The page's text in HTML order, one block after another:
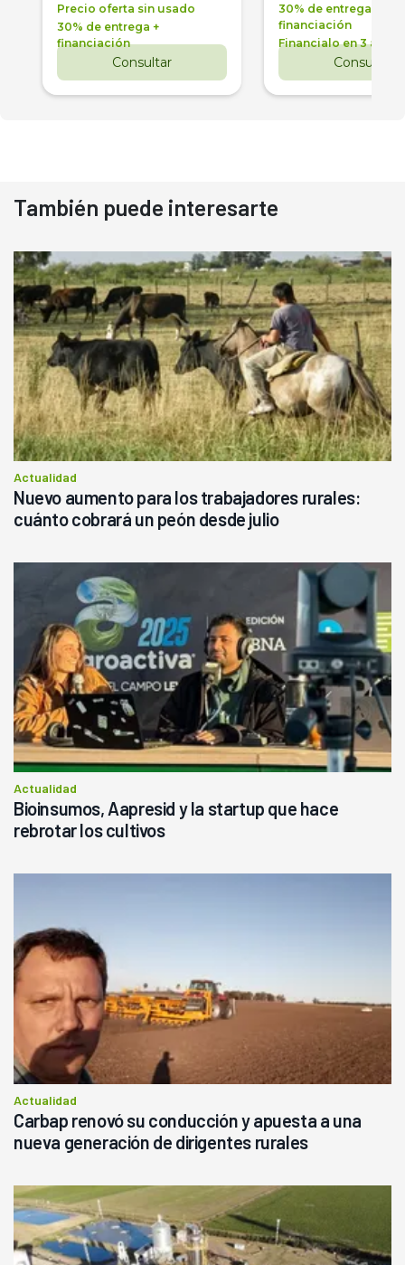
Precio oferta sin usado
30% de entrega +
financiación
Consultar
30% de entrega +
financiación
Financialo en 3 años
Consultar
También puede interesarte
Actualidad
Nuevo aumento para los trabajadores rurales:
cuánto cobrará un peón desde julio
Actualidad
Bioinsumos, Aapresid y la startup que hace
rebrotar los cultivos
Actualidad
Carbap renovó su conducción y apuesta a una
nueva generación de dirigentes rurales